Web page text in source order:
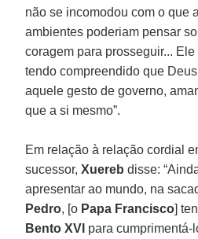
não se incomodou com o que
ambientes poderiam pensar
coragem para prosseguir...
tendo compreendido que
aquele gesto de governo,
que a si mesmo”.
Em relação à relação cordial
sucessor,Xuereb disse:
apresentar ao mundo, na
Pedro, [o Papa Francisco]
Bento XVI para cumprimentá-